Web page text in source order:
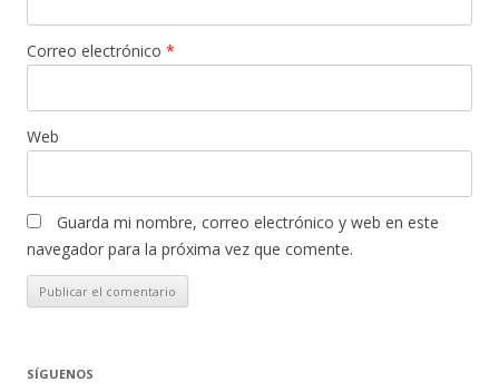
Correo electrónico *
Web
Guarda mi nombre, correo electrónico y web en este
navegador para la próxima vez que comente.
SÍGUENOS